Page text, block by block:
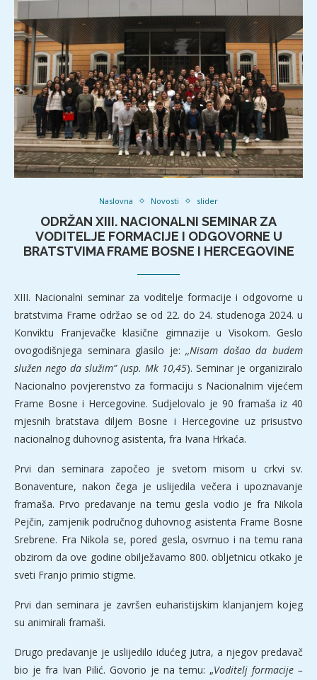
Naslovna Novosti slider
ODRŽAN XIII. NACIONALNI SEMINAR ZA
VODITELJE FORMACIJE I ODGOVORNE U
BRATSTVIMA FRAME BOSNE I HERCEGOVINE
XIII. Nacionalni seminar za voditelje formacije i odgovorne u
bratstvima Frame održao se od 22. do 24. studenoga 2024. u
Konviktu Franjevačke klasične gimnazije u Visokom. Geslo
ovogodišnjega seminara glasilo je:,,Nisam došao da budem
služen nego da služim” (usp. Mk 10,45). Seminar je organiziralo
Nacionalno povjerenstvo za formaciju s Nacionalnim vijećem
Frame Bosne i Hercegovine. Sudjelovalo je 90 framaša iz 40
mjesnih bratstava diljem Bosne i Hercegovine uz prisustvo
nacionalnog duhovnog asistenta, fra Ivana Hrkaća.
Prvi dan seminara započeo je svetom misom u crkvi sv.
Bonaventure, nakon čega je uslijedila večera i upoznavanje
framaša. Prvo predavanje na temu gesla vodio je fra Nikola
Pejčin, zamjenik područnog duhovnog asistenta Frame Bosne
Srebrene. Fra Nikola se, pored gesla, osvrnuo i na temu rana
obzirom da ove godine obilježavamo 800. obljetnicu otkako je
sveti Franjo primio stigme.
Prvi dan seminara je završen euharistijskim klanjanjem kojeg
su animirali framaši.
Drugo predavanje je uslijedilo idućeg jutra, a njegov predavač
bio je fra Ivan Pilić. Govorio je na temu: „Voditelj formacije –